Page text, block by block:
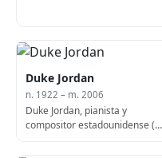
Duke Jordan
n. 1922 – m. 2006
Duke Jordan, pianista y
compositor estadounidense (f.